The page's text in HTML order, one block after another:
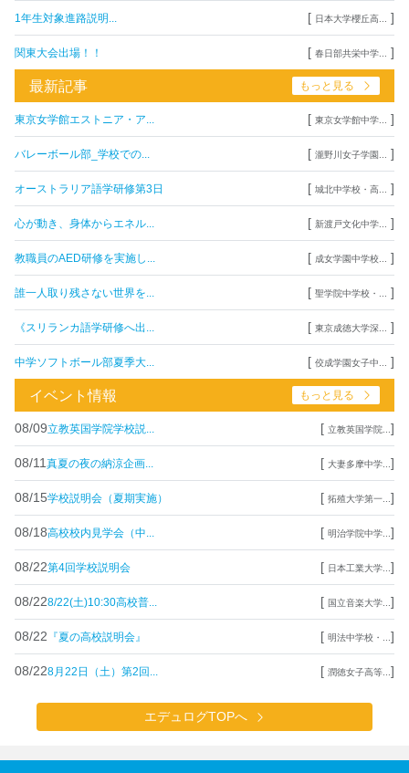
1年生対象進路説明... [ 日本大学櫻丘高... ]
関東大会出場！！ [ 春日部共栄中学... ]
最新記事 もっと見る
東京女学館エストニア・ア... [ 東京女学館中学... ]
バレーボール部_学校での... [ 瀧野川女子学園... ]
オーストラリア語学研修第3日 [ 城北中学校・高... ]
心が動き、身体からエネル... [ 新渡戸文化中学... ]
教職員のAED研修を実施し... [ 成女学園中学校... ]
誰一人取り残さない世界を... [ 聖学院中学校・... ]
《スリランカ語学研修へ出... [ 東京成徳大学深... ]
中学ソフトボール部夏季大... [ 佼成学園女子中... ]
イベント情報 もっと見る
08/09立教英国学院学校説... [ 立教英国学院... ]
08/11 真夏の夜の納涼企画... [ 大妻多摩中学... ]
08/15学校説明会（夏期実施） [ 拓殖大学第一... ]
08/18高校校内見学会（中... [ 明治学院中学... ]
08/22第4回学校説明会 [ 日本工業大学... ]
08/228/22(土)10:30高校普... [ 国立音楽大学... ]
08/22 『夏の高校説明会』 [ 明法中学校・... ]
08/228月22日（土）第2回... [ 潤徳女子高等... ]
エデュログTOPへ